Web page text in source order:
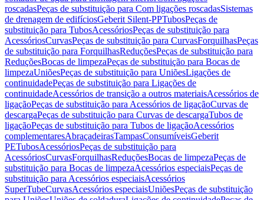
roscadasPeças de substituição para Com ligações roscadasSistemas
de drenagem de edifíciosGeberit Silent-PPTubosPeças de
substituição para TubosAcessóriosPeças de substituição para
AcessóriosCurvasPeças de substituição para CurvasForquilhasPeças
de substituição para ForquilhasReduçõesPeças de substituição para
ReduçõesBocas de limpezaPeças de substituição para Bocas de
limpezaUniõesPeças de substituição para UniõesLigações de
continuidadePeças de substituição para Ligações de
continuidadeAcessórios de transição a outros materiaisAcessórios de
ligaçãoPeças de substituição para Acessórios de ligaçãoCurvas de
descargaPeças de substituição para Curvas de descargaTubos de
ligaçãoPeças de substituição para Tubos de ligaçãoAcessórios
complementaresAbraçadeirasTampasConsumíveisGeberit
PETubosAcessóriosPeças de substituição para
AcessóriosCurvasForquilhasReduçõesBocas de limpezaPeças de
substituição para Bocas de limpezaAcessórios especiaisPeças de
substituição para Acessórios especiaisAcessórios
SuperTubeCurvasAcessórios especiaisUniõesPeças de substituição